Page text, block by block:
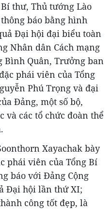
thư, Thủ tướng Lào
báo bằng hình
Đại hội đại biểu toàn
Nhân dân Cách mạng
Bình Quân, Trưởng ban
phái viên của Tổng
Phú Trọng và đại
Đảng, một số bộ,
và các tổ chức đoàn thể
Xayachak bày
phái viên của Tổng Bí
báo với Đảng Cộng
Đại hội lần thứ XI;
công tốt đẹp, là